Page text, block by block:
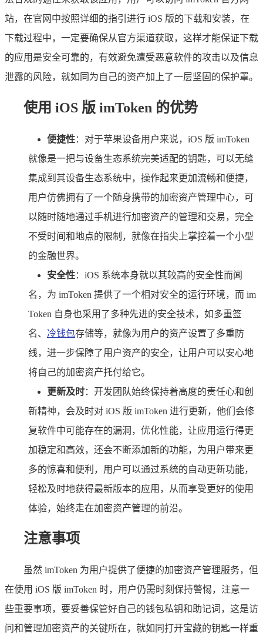
站，在官网中按照详细的指引进行 iOS 版的下载和安装，在
下载过程中，一定要确保从官方渠道获取，这样才能保证下载
的应用是安全可靠的，有效避免遭受恶意软件的攻击以及信息
泄露的风险，就如同为自己的资产加上了一层坚固的保护罩。
使用 iOS 版 imToken 的优势
便捷性：对于苹果设备用户来说，iOS 版 imToken
就像是一把与设备生态系统完美适配的钥匙，可以无缝
集成到其设备生态系统中，操作起来更加流畅和便捷，
用户仿佛拥有了一个随身携带的加密资产管理中心，可
以随时随地通过手机进行加密资产的管理和交易，完全
不受时间和地点的限制，就像在指尖上掌控着一个小型
的金融世界。
安全性：iOS 系统本身就以其较高的安全性而闻
名，为 imToken 提供了一个相对安全的运行环境，而 im
Token 自身也采用了多种先进的安全技术，如多重签
名、 冷钱包存储等，就像为用户的资产设置了多重防
线，进一步保障了用户资产的安全，让用户可以安心地
将自己的加密资产托付给它。
更新及时：开发团队始终保持着高度的责任心和创
新精神，会及时对 iOS 版 imToken 进行更新，他们会修
复软件中可能存在的漏洞，优化性能，让应用运行得更
加稳定和高效，还会不断添加新的功能，为用户带来更
多的惊喜和便利，用户可以通过系统的自动更新功能，
轻松及时地获得最新版本的应用，从而享受更好的使用
体验，始终走在加密资产管理的前沿。
注意事项
虽然 imToken 为用户提供了便捷的加密资产管理服务，但
在使用 iOS 版 imToken 时，用户仍需时刻保持警惕，注意一
些重要事项，要妥善保管好自己的钱包私钥和助记词，这是访
问和管理加密资产的关键所在，就如同打开宝藏的钥匙一样重